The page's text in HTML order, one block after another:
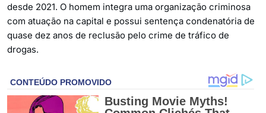
desde 2021. O homem integra uma organização criminosa
com atuação na capital e possui sentença condenatória de
quase dez anos de reclusão pelo crime de tráfico de
drogas.